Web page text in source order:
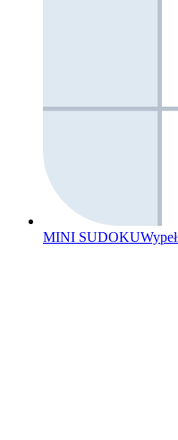
MINI SUDOKU